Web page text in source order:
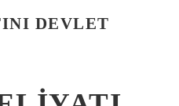
DEVLET